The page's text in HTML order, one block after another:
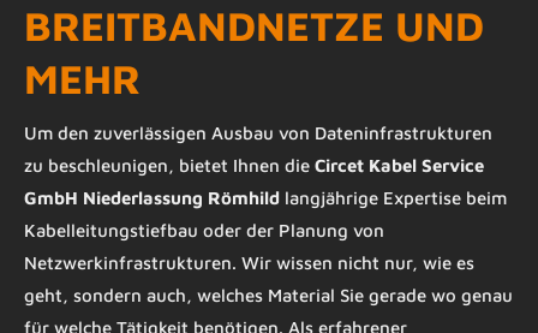
BREITBANDNETZE UND
MEHR
Um den zuverlässigen Ausbau von Dateninfrastrukturen
zu beschleunigen, bietet Ihnen die Circet Kabel Service
GmbH Niederlassung Römhild langjährige Expertise beim
Kabelleitungstiefbau oder der Planung von
Netzwerkinfrastrukturen. Wir wissen nicht nur, wie es
geht, sondern auch, welches Material Sie gerade wo genau
für welche Tätigkeit benötigen. Als erfahrener